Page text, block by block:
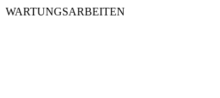
WARTUNGSARBEITEN